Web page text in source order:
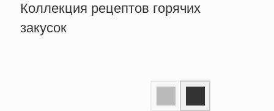
Коллекция рецептов горячих
закусок